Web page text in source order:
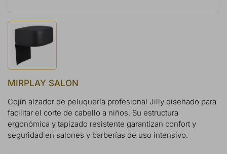
MIRPLAY SALON
Cojín alzador de peluquería profesional Jilly diseñado para
facilitar el corte de cabello a niños. Su estructura
ergonómica y tapizado resistente garantizan confort y
seguridad en salones y barberías de uso intensivo.